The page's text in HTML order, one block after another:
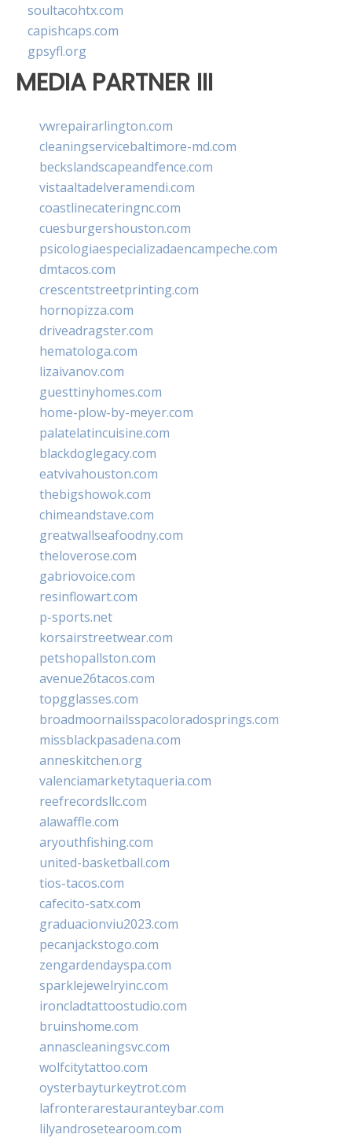
soultacohtx.com
capishcaps.com
gpsyfl.org
MEDIA PARTNER III
vwrepairarlington.com
cleaningservicebaltimore-md.com
beckslandscapeandfence.com
vistaaltadelveramendi.com
coastlinecateringnc.com
cuesburgershouston.com
psicologiaespecializadaencampeche.com
dmtacos.com
crescentstreetprinting.com
hornopizza.com
driveadragster.com
hematologa.com
lizaivanov.com
guesttinyhomes.com
home-plow-by-meyer.com
palatelatincuisine.com
blackdoglegacy.com
eatvivahouston.com
thebigshowok.com
chimeandstave.com
greatwallseafoodny.com
theloverose.com
gabriovoice.com
resinflowart.com
p-sports.net
korsairstreetwear.com
petshopallston.com
avenue26tacos.com
topgglasses.com
broadmoornailsspacoloradosprings.com
missblackpasadena.com
anneskitchen.org
valenciamarketytaqueria.com
reefrecordsllc.com
alawaffle.com
aryouthfishing.com
united-basketball.com
tios-tacos.com
cafecito-satx.com
graduacionviu2023.com
pecanjackstogo.com
zengardendayspa.com
sparklejewelryinc.com
ironcladtattoostudio.com
bruinshome.com
annascleaningsvc.com
wolfcitytattoo.com
oysterbayturkeytrot.com
lafronterarestauranteybar.com
lilyandrosetearoom.com